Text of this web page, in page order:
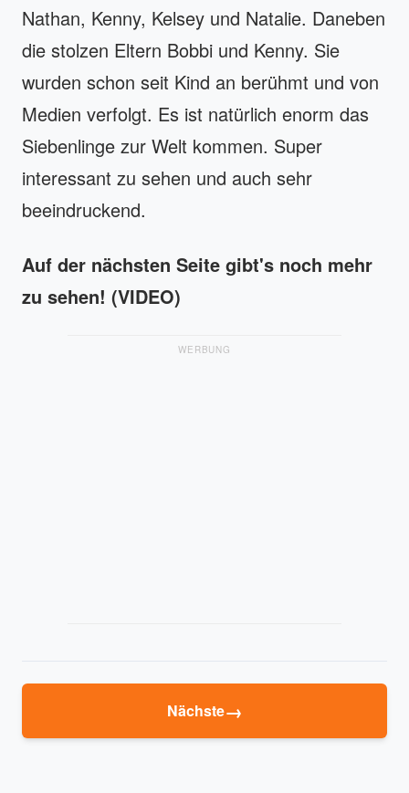
Nathan, Kenny, Kelsey und Natalie. Daneben
die stolzen Eltern Bobbi und Kenny. Sie
wurden schon seit Kind an berühmt und von
Medien verfolgt. Es ist natürlich enorm das
Siebenlinge zur Welt kommen. Super
interessant zu sehen und auch sehr
beeindruckend.
Auf der nächsten Seite gibt's noch mehr
zu sehen! (VIDEO)
WERBUNG
Nächste→